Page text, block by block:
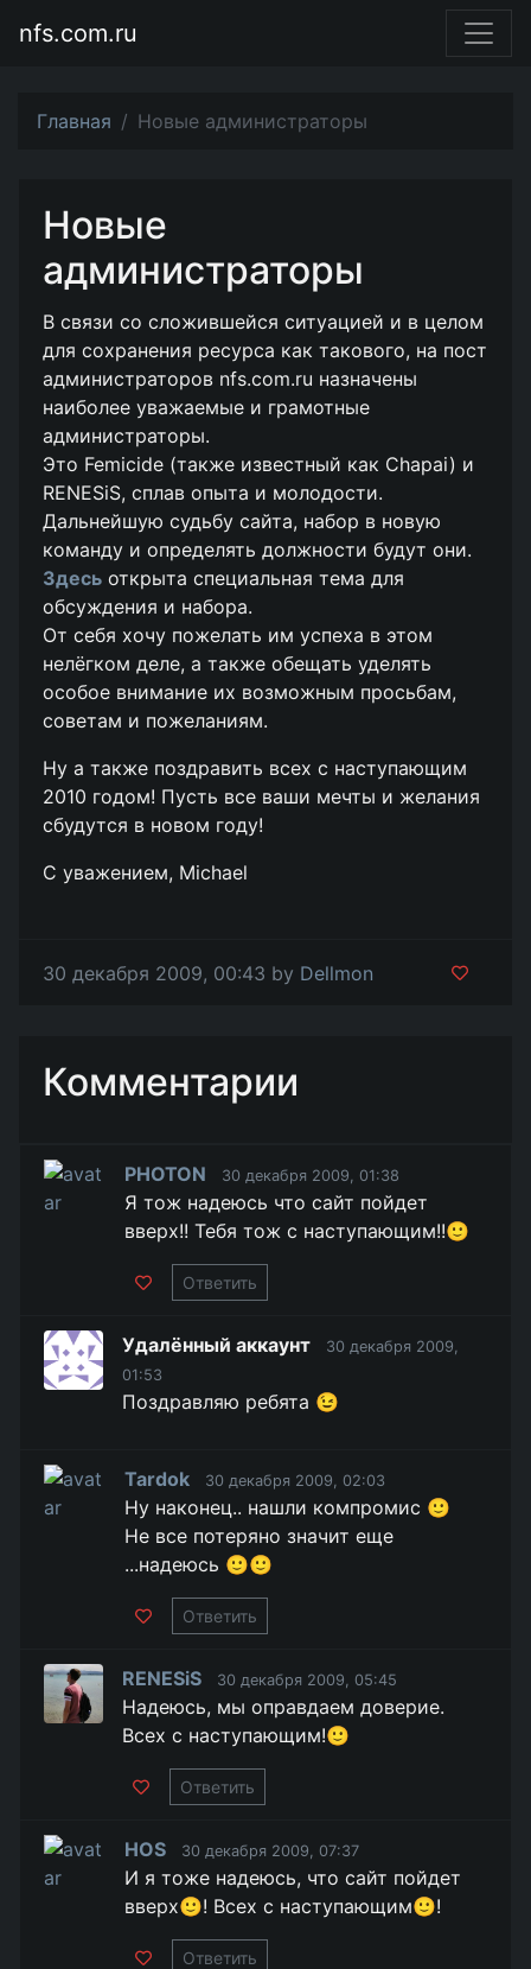
nfs.com.ru
Главная Новые администраторы
Новые
администраторы
В связи со сложившейся ситуацией и в целом
для сохранения ресурса как такового, на пост
администраторов nfs.com.ru назначены
наиболее уважаемые и грамотные
администраторы.
Это Femicide (также известный как Chapai) и
RENESiS, сплав опыта и молодости.
Дальнейшую судьбу сайта, набор в новую
команду и определять должности будут они.
Здесь открыта специальная тема для
обсуждения и набора.
От себя хочу пожелать им успеха в этом
нелёгком деле, а также обещать уделять
особое внимание их возможным просьбам,
советам и пожеланиям.
Ну а также поздравить всех с наступающим
2010 годом! Пусть все ваши мечты и желания
сбудутся в новом году!
С уважением, Michael
30 декабря 2009, 00:43 by Dellmon
Комментарии
PHOTON 30 декабря 2009, 01:38
Я тож надеюсь что сайт пойдет
вверх!! Тебя тож с наступающим!!🙂
Ответить
Удалённый аккаунт
30 декабря 2009,
01:53
Поздравляю ребята 😉
Tardok 30 декабря 2009, 02:03
Ну наконец.. нашли компромис 🙂
Не все потеряно значит еще
...надеюсь 🙂🙂
Ответить
RENESiS 30 декабря 2009, 05:45
Надеюсь, мы оправдаем доверие.
Всех с наступающим!🙂
Ответить
HOS 30 декабря 2009, 07:37
И я тоже надеюсь, что сайт пойдет
вверх🙂! Всех с наступающим🙂!
Ответить